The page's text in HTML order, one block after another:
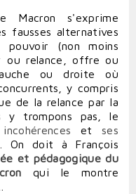
Macron s'exprime
fausses alternatives
pouvoir (non moins
ou relance, offre ou
ou droite où
y compris
de la relance par la
y trompons pas, le
etses
On doit à François
et pédagogique du
qui le montre